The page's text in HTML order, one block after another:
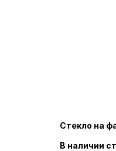
Стекло на
В наличии